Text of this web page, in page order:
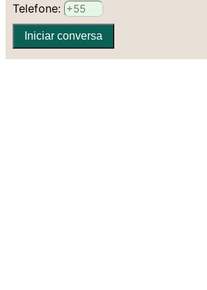
Telefone:
Iniciar conversa